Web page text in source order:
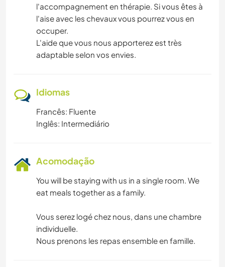
l'accompagnement en thérapie. Si vous êtes à
l'aise avec les chevaux vous pourrez vous en
occuper.
L'aide que vous nous apporterez est très
adaptable selon vos envies.
Idiomas
Francês: Fluente
Inglês: Intermediário
Acomodação
You will be staying with us in a single room. We
eat meals together as a family.
Vous serez logé chez nous, dans une chambre
individuelle.
Nous prenons les repas ensemble en famille.